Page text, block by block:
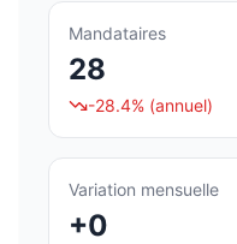
Mandataires
28
-28.4% (annuel)
Variation mensuelle
+0